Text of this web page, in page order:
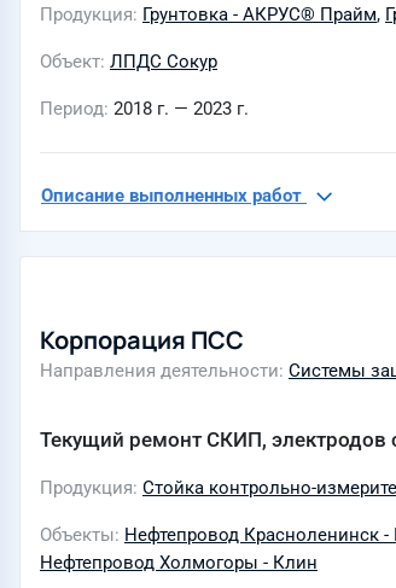
Продукция Грунтовка - АКРУС® Прайм,
Объект ЛПДС Сокур
Период 2018 г. — 2023 г.
Описание выполненных работ
Корпорация ПСС
Направления деятельности Системы
Текущий ремонт СКИП, электродов
Продукция Стойка контрольно-
Объекты Нефтепровод Красноленинск
Нефтепровод Холмогоры - Клин